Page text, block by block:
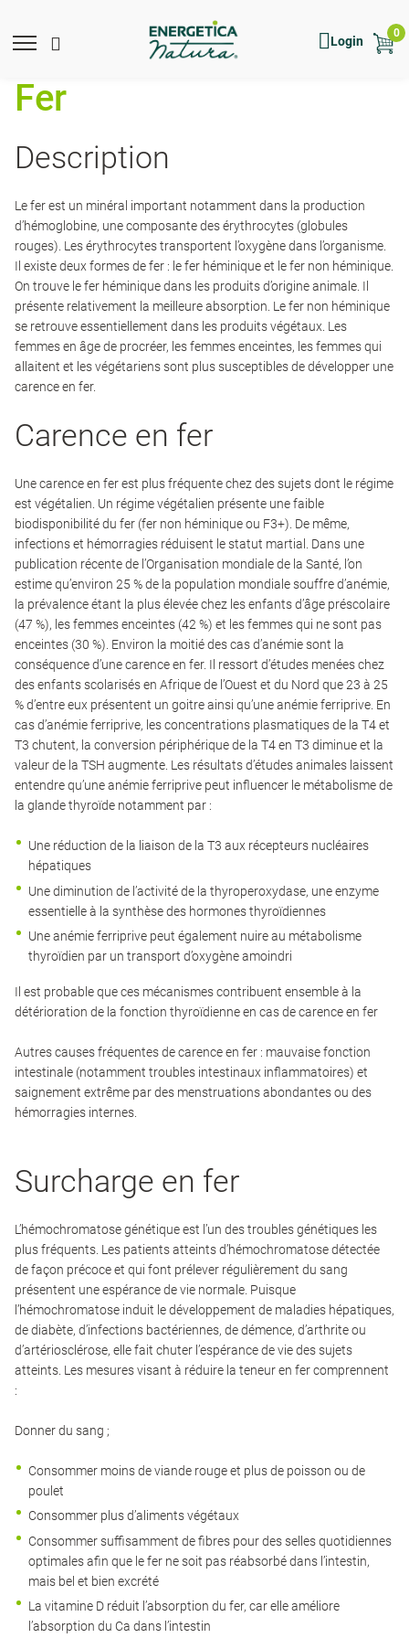
main
Mobile
icon
Main
Login
0
Fer
Description
Le fer est un minéral important notamment dans la production
d’hémoglobine, une composante des érythrocytes (globules
rouges). Les érythrocytes transportent l’oxygène dans l’organisme.
Il existe deux formes de fer : le fer héminique et le fer non héminique.
On trouve le fer héminique dans les produits d’origine animale. Il
présente relativement la meilleure absorption. Le fer non héminique
se retrouve essentiellement dans les produits végétaux. Les
femmes en âge de procréer, les femmes enceintes, les femmes qui
allaitent et les végétariens sont plus susceptibles de développer une
carence en fer.
Carence en fer
Une carence en fer est plus fréquente chez des sujets dont le régime
est végétalien. Un régime végétalien présente une faible
biodisponibilité du fer (fer non héminique ou F3+). De même,
infections et hémorragies réduisent le statut martial. Dans une
publication récente de l’Organisation mondiale de la Santé, l’on
estime qu’environ 25 % de la population mondiale souffre d’anémie,
la prévalence étant la plus élevée chez les enfants d’âge préscolaire
(47 %), les femmes enceintes (42 %) et les femmes qui ne sont pas
enceintes (30 %). Environ la moitié des cas d’anémie sont la
conséquence d’une carence en fer. Il ressort d’études menées chez
des enfants scolarisés en Afrique de l’Ouest et du Nord que 23 à 25
% d’entre eux présentent un goitre ainsi qu’une anémie ferriprive. En
cas d’anémie ferriprive, les concentrations plasmatiques de la T4 et
T3 chutent, la conversion périphérique de la T4 en T3 diminue et la
valeur de la TSH augmente. Les résultats d’études animales laissent
entendre qu’une anémie ferriprive peut influencer le métabolisme de
la glande thyroïde notamment par :
Une réduction de la liaison de la T3 aux récepteurs nucléaires
hépatiques
Une diminution de l’activité de la thyroperoxydase, une enzyme
essentielle à la synthèse des hormones thyroïdiennes
Une anémie ferriprive peut également nuire au métabolisme
thyroïdien par un transport d’oxygène amoindri
Il est probable que ces mécanismes contribuent ensemble à la
détérioration de la fonction thyroïdienne en cas de carence en fer
Autres causes fréquentes de carence en fer : mauvaise fonction
intestinale (notamment troubles intestinaux inflammatoires) et
saignement extrême par des menstruations abondantes ou des
hémorragies internes.
Surcharge en fer
L’hémochromatose génétique est l’un des troubles génétiques les
plus fréquents. Les patients atteints d’hémochromatose détectée
de façon précoce et qui font prélever régulièrement du sang
présentent une espérance de vie normale. Puisque
l’hémochromatose induit le développement de maladies hépatiques,
de diabète, d’infections bactériennes, de démence, d’arthrite ou
d’artériosclérose, elle fait chuter l’espérance de vie des sujets
atteints. Les mesures visant à réduire la teneur en fer comprennent
:
Donner du sang ;
Consommer moins de viande rouge et plus de poisson ou de
poulet
Consommer plus d’aliments végétaux
Consommer suffisamment de fibres pour des selles quotidiennes
optimales afin que le fer ne soit pas réabsorbé dans l’intestin,
mais bel et bien excrété
La vitamine D réduit l’absorption du fer, car elle améliore
l’absorption du Ca dans l’intestin